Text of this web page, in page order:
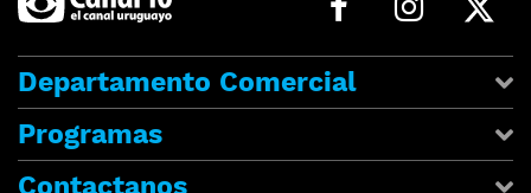
Departamento Comercial
Programas